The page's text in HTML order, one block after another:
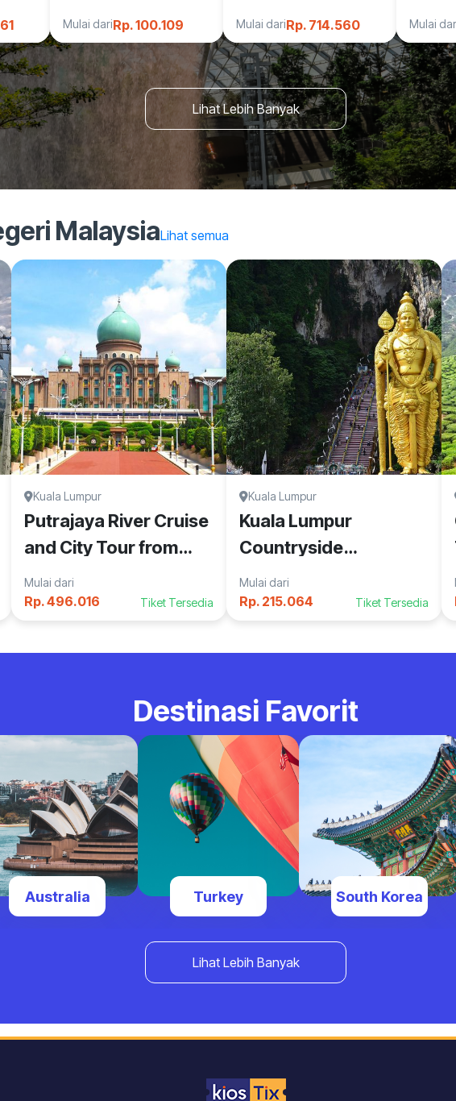
Mulai dariRp. 100.109
Museum™
Mulai dariRp. 714.560 Mulai
Lihat Lebih Banyak
MalaysiaLihat semua
Kuala Lumpur
Putrajaya River Cruise
and City Tour from
Kuala Lumpur
Mulai dari
Rp. 496.016 Tiket Tersedia
Kuala Lumpur
Kuala Lumpur
Countryside
Exploration and Batu
Caves Tour
Mulai dari
Rp. 215.064 Tiket Tersedia
Destinasi Favorit
Australia Turkey South Korea
Lihat Lebih Banyak